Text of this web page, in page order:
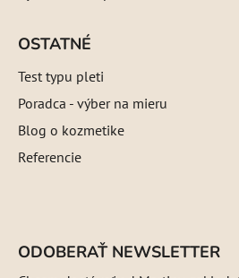
OSTATNÉ
Test typu pleti
Poradca - výber na mieru
Blog o kozmetike
Referencie
ODOBERAŤ NEWSLETTER